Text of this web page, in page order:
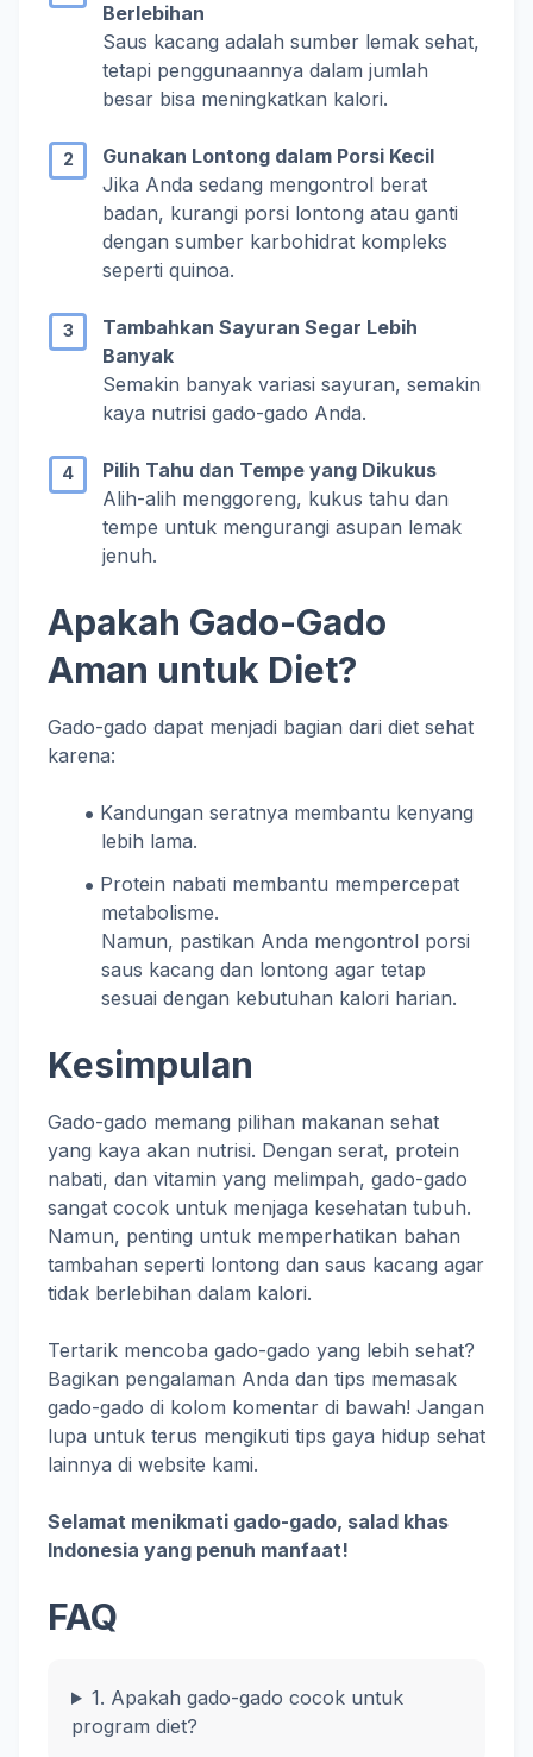
Berlebihan
Saus kacang adalah sumber lemak sehat,
tetapi penggunaannya dalam jumlah
besar bisa meningkatkan kalori.
Gunakan Lontong dalam Porsi Kecil
Jika Anda sedang mengontrol berat
badan, kurangi porsi lontong atau ganti
dengan sumber karbohidrat kompleks
seperti quinoa.
Tambahkan Sayuran Segar Lebih
Banyak
Semakin banyak variasi sayuran, semakin
kaya nutrisi gado-gado Anda.
Pilih Tahu dan Tempe yang Dikukus
Alih-alih menggoreng, kukus tahu dan
tempe untuk mengurangi asupan lemak
jenuh.
Apakah Gado-Gado
Aman untuk Diet?
Gado-gado dapat menjadi bagian dari diet sehat
karena:
Kandungan seratnya membantu kenyang
lebih lama.
Protein nabati membantu mempercepat
metabolisme.
Namun, pastikan Anda mengontrol porsi
saus kacang dan lontong agar tetap
sesuai dengan kebutuhan kalori harian.
Kesimpulan
Gado-gado memang pilihan makanan sehat
yang kaya akan nutrisi. Dengan serat, protein
nabati, dan vitamin yang melimpah, gado-gado
sangat cocok untuk menjaga kesehatan tubuh.
Namun, penting untuk memperhatikan bahan
tambahan seperti lontong dan saus kacang agar
tidak berlebihan dalam kalori.
Tertarik mencoba gado-gado yang lebih sehat?
Bagikan pengalaman Anda dan tips memasak
gado-gado di kolom komentar di bawah! Jangan
lupa untuk terus mengikuti tips gaya hidup sehat
lainnya di website kami.
Selamat menikmati gado-gado, salad khas
Indonesia yang penuh manfaat!
FAQ
1. Apakah gado-gado cocok untuk
program diet?